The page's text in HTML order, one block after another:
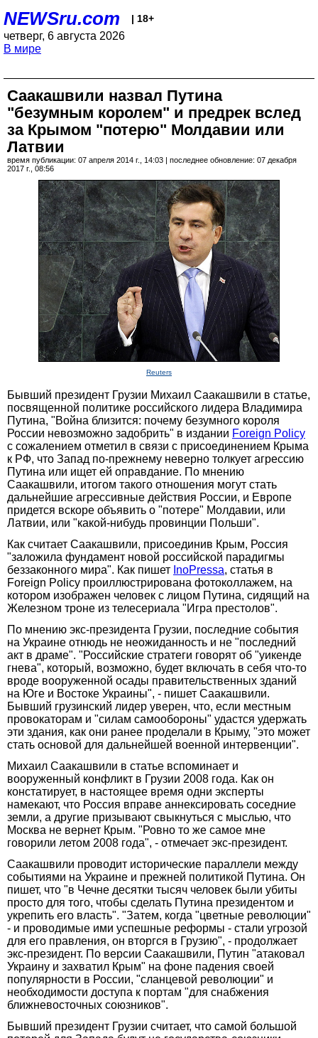
NEWSru.com | 18+
четверг, 6 августа 2026
В мире
Саакашвили назвал Путина
"безумным королем" и предрек вслед
за Крымом "потерю" Молдавии или
Латвии
время публикации: 07 апреля 2014 г., 14:03 | последнее обновление: 07 декабря
2017 г., 08:56
Reuters
Бывший президент Грузии Михаил Саакашвили в статье,
посвященной политике российского лидера Владимира
Путина, "Война близится: почему безумного короля
России невозможно задобрить" в издании Foreign Policy
с сожалением отметил в связи с присоединением Крыма
к РФ, что Запад по-прежнему неверно толкует агрессию
Путина или ищет ей оправдание. По мнению
Саакашвили, итогом такого отношения могут стать
дальнейшие агрессивные действия России, и Европе
придется вскоре объявить о "потере" Молдавии, или
Латвии, или "какой-нибудь провинции Польши".
Как считает Саакашвили, присоединив Крым, Россия
"заложила фундамент новой российской парадигмы
беззаконного мира". Как пишет InoPressa, статья в
Foreign Policy проиллюстрирована фотоколлажем, на
котором изображен человек с лицом Путина, сидящий на
Железном троне из телесериала "Игра престолов".
По мнению экс-президента Грузии, последние события
на Украине отнюдь не неожиданность и не "последний
акт в драме". "Российские стратеги говорят об "уикенде
гнева", который, возможно, будет включать в себя что-то
вроде вооруженной осады правительственных зданий
на Юге и Востоке Украины", - пишет Саакашвили.
Бывший грузинский лидер уверен, что, если местным
провокаторам и "силам самообороны" удастся удержать
эти здания, как они ранее проделали в Крыму, "это может
стать основой для дальнейшей военной интервенции".
Михаил Саакашвили в статье вспоминает и
вооруженный конфликт в Грузии 2008 года. Как он
констатирует, в настоящее время одни эксперты
намекают, что Россия вправе аннексировать соседние
земли, а другие призывают свыкнуться с мыслью, что
Москва не вернет Крым. "Ровно то же самое мне
говорили летом 2008 года", - отмечает экс-президент.
Саакашвили проводит исторические параллели между
событиями на Украине и прежней политикой Путина. Он
пишет, что "в Чечне десятки тысяч человек были убиты
просто для того, чтобы сделать Путина президентом и
укрепить его власть". "Затем, когда "цветные революции"
- и проводимые ими успешные реформы - стали угрозой
для его правления, он вторгся в Грузию", - продолжает
экс-президент. По версии Саакашвили, Путин "атаковал
Украину и захватил Крым" на фоне падения своей
популярности в России, "сланцевой революции" и
необходимости доступа к портам "для снабжения
ближневосточных союзников".
Бывший президент Грузии считает, что самой большой